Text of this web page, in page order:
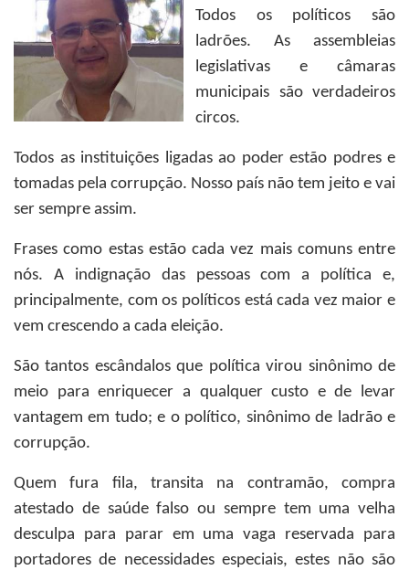
Todos os políticos são
ladrões. As assembleias
legislativas e câmaras
municipais são verdadeiros
circos.
Todos as instituições ligadas ao poder estão podres e
tomadas pela corrupção. Nosso país não tem jeito e vai
ser sempre assim.
Frases como estas estão cada vez mais comuns entre
nós. A indignação das pessoas com a política e,
principalmente, com os políticos está cada vez maior e
vem crescendo a cada eleição.
São tantos escândalos que política virou sinônimo de
meio para enriquecer a qualquer custo e de levar
vantagem em tudo; e o político, sinônimo de ladrão e
corrupção.
Quem fura fila, transita na contramão, compra
atestado de saúde falso ou sempre tem uma velha
desculpa para parar em uma vaga reservada para
portadores de necessidades especiais, estes não são